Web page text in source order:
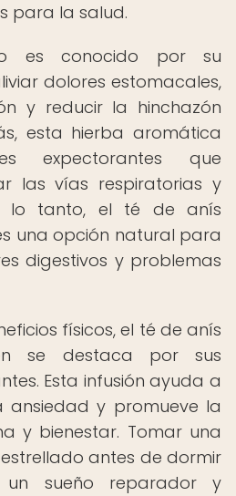
para la salud.
es conocido por su
dolores estomacales,
y reducir la hinchazón
esta hierba aromática
expectorantes que
las vías respiratorias y
lo tanto, el té de anís
una opción natural para
digestivos y problemas
físicos, el té de anís
se destaca por sus
Esta infusión ayuda a
ansiedad y promueve la
y bienestar. Tomar una
antes de dormir
un sueño reparador y